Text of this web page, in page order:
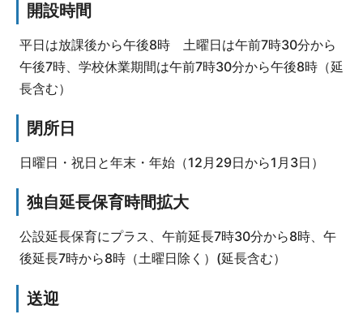
開設時間
平日は放課後から午後8時 土曜日は午前7時30分から
午後7時、学校休業期間は午前7時30分から午後8時（延
長含む）
閉所日
日曜日・祝日と年末・年始（12月29日から1月3日）
独自延長保育時間拡大
公設延長保育にプラス、午前延長7時30分から8時、午
後延長7時から8時（土曜日除く）(延長含む）
送迎